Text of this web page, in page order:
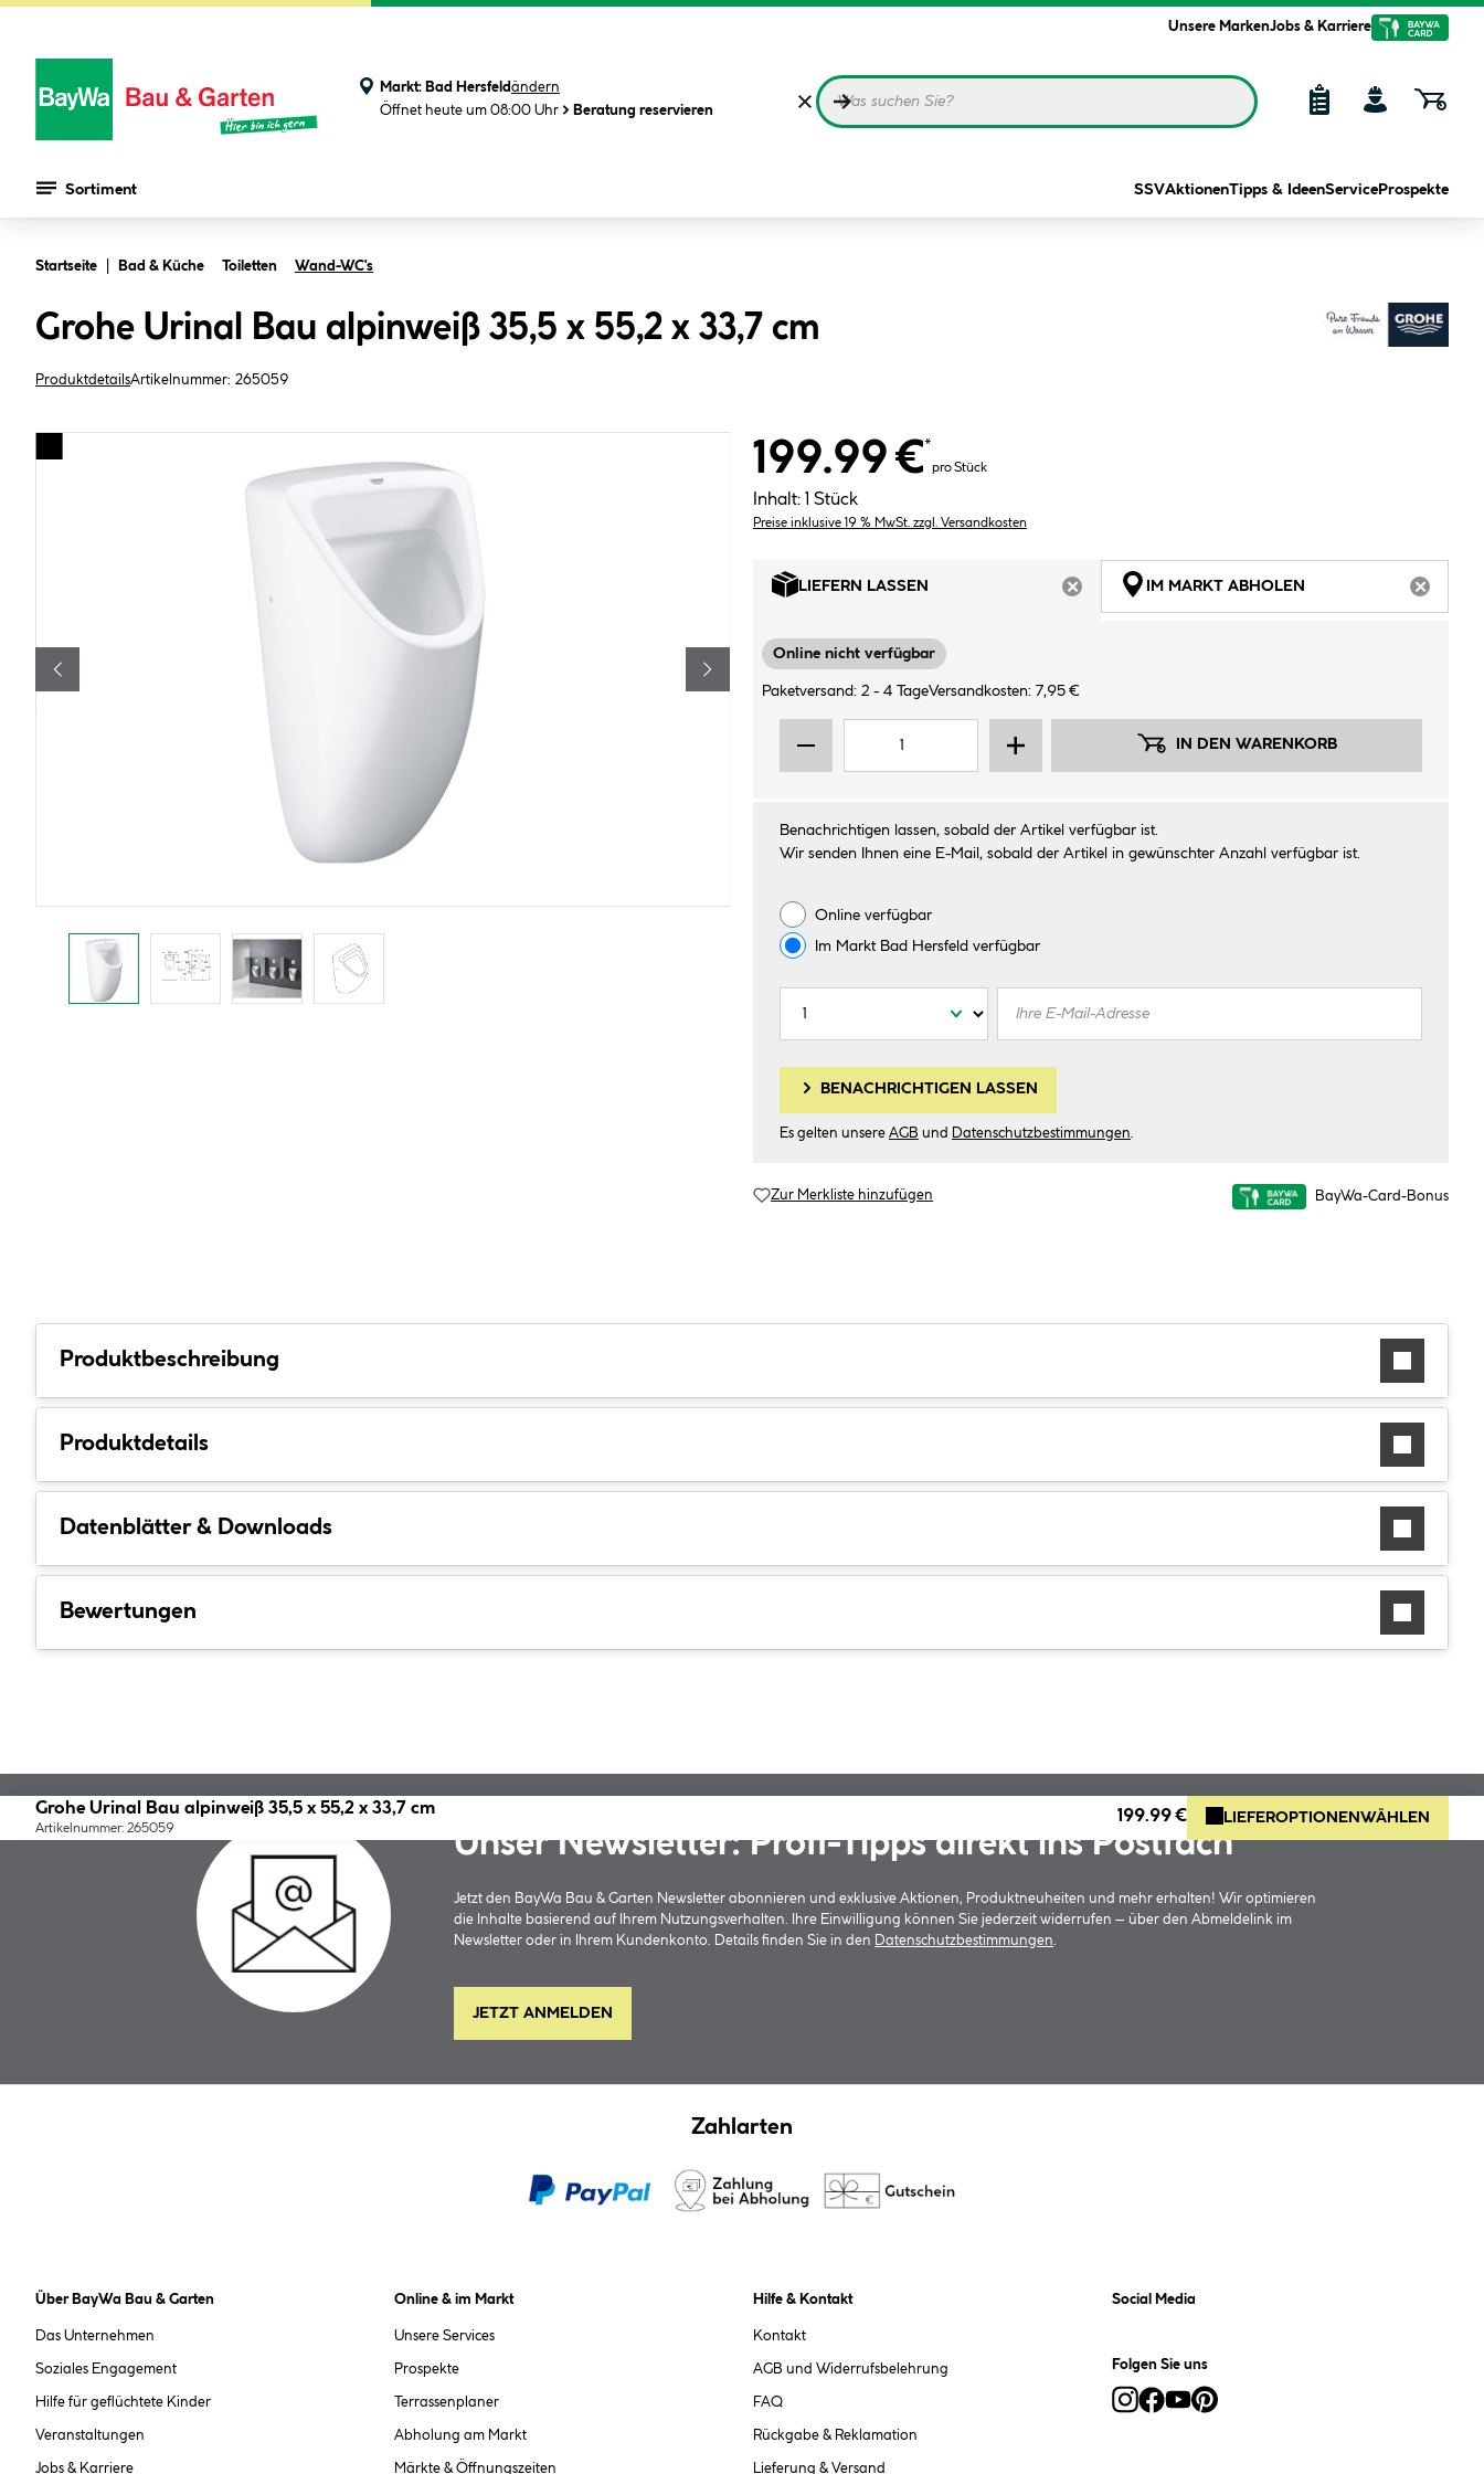
Unsere MarkenJobs & Karriere
Markt: Bad Hersfeldändern
Öffnet heute um 08:00 Uhr
Beratung reservieren
Sortiment SSVAktionenTipps & IdeenService Prospekte
Startseite Bad & Küche Toiletten Wand-WC's
Grohe Urinal Bau alpinweiß 35,5 x 55,2 x 33,7 cm
ProduktdetailsArtikelnummer: 265059
199.99 €*
pro Stück
Inhalt: 1 Stück
Preise inklusive 19 % MwSt. zzgl. Versandkosten
LIEFERN LASSEN
ARTIKEL NICHT VERFÜGBAR
IM MARKT ABHOLEN
Online nicht verfügbar
Paketversand: 2 - 4 TageVersandkosten: 7,95 €
IN DEN WARENKORB
Benachrichtigen lassen, sobald der Artikel verfügbar ist.
Wir senden Ihnen eine E-Mail, sobald der Artikel in gewünschter Anzahl verfügbar ist.
Online verfügbar
Im Markt Bad Hersfeld verfügbar
BENACHRICHTIGEN LASSEN
Es gelten unsere AGB und Datenschutzbestimmungen
Zur Merkliste hinzufügen BayWa-Card-Bonus
Produktbeschreibung
Produktdetails
Datenblätter & Downloads
Bewertungen
Grohe Urinal Bau alpinweiß 35,5 x 55,2 x 33,7 cm
Artikelnummer: 265059
199.99 € LIEFEROPTIONEN WÄHLEN
Unser Newsletter: Profi-Tipps direkt ins Postfach
Jetzt den BayWa Bau & Garten Newsletter abonnieren und exklusive Aktionen, Produktneuheiten und mehr erhalten! Wir optimieren
die Inhalte basierend auf Ihrem Nutzungsverhalten. Ihre Einwilligung können Sie jederzeit widerrufen – über den Abmeldelink im
Newsletter oder in Ihrem Kundenkonto. Details finden Sie in den
Datenschutzbestimmungen
JETZT ANMELDEN
Zahlarten
Über BayWa Bau & Garten
Das Unternehmen
Soziales Engagement
Hilfe für geflüchtete Kinder
Veranstaltungen
Jobs & Karriere
Online & im Markt
Unsere Services
Prospekte
Terrassenplaner
Abholung am Markt
Märkte & Öffnungszeiten
Hilfe & Kontakt
Kontakt
AGB und Widerrufsbelehrung
FAQ
Rückgabe & Reklamation
Lieferung & Versand
Social Media
Folgen Sie uns